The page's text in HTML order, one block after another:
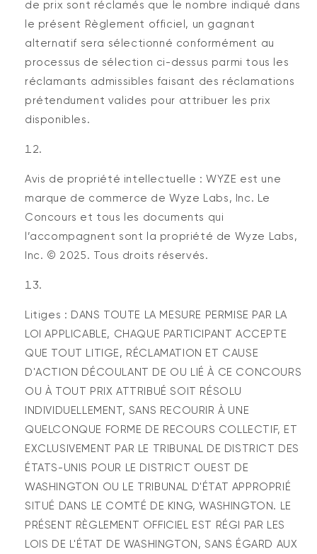
de prix sont réclamés que le nombre indiqué dans
le présent Règlement officiel, un gagnant
alternatif sera sélectionné conformément au
processus de sélection ci-dessus parmi tous les
réclamants admissibles faisant des réclamations
prétendument valides pour attribuer les prix
disponibles.
Avis de propriété intellectuelle : WYZE est une
marque de commerce de Wyze Labs, Inc. Le
Concours et tous les documents qui
l’accompagnent sont la propriété de Wyze Labs,
Inc. © 2025. Tous droits réservés.
Litiges : DANS TOUTE LA MESURE PERMISE PAR LA
LOI APPLICABLE, CHAQUE PARTICIPANT ACCEPTE
QUE TOUT LITIGE, RÉCLAMATION ET CAUSE
D'ACTION DÉCOULANT DE OU LIÉ À CE CONCOURS
OU À TOUT PRIX ATTRIBUÉ SOIT RÉSOLU
INDIVIDUELLEMENT, SANS RECOURIR À UNE
QUELCONQUE FORME DE RECOURS COLLECTIF, ET
EXCLUSIVEMENT PAR LE TRIBUNAL DE DISTRICT DES
ÉTATS-UNIS POUR LE DISTRICT OUEST DE
WASHINGTON OU LE TRIBUNAL D'ÉTAT APPROPRIÉ
SITUÉ DANS LE COMTÉ DE KING, WASHINGTON. LE
PRÉSENT RÈGLEMENT OFFICIEL EST RÉGI PAR LES
LOIS DE L'ÉTAT DE WASHINGTON, SANS ÉGARD AUX